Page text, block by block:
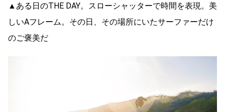
▲ある日のTHE DAY。スローシャッターで時間を表現。美
しいAフレーム。その日、その場所にいたサーファーだけ
のご褒美だ